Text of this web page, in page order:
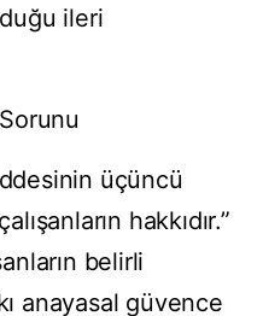
ileri
üçüncü
hakkıdır.”
belirli
anayasal güvence